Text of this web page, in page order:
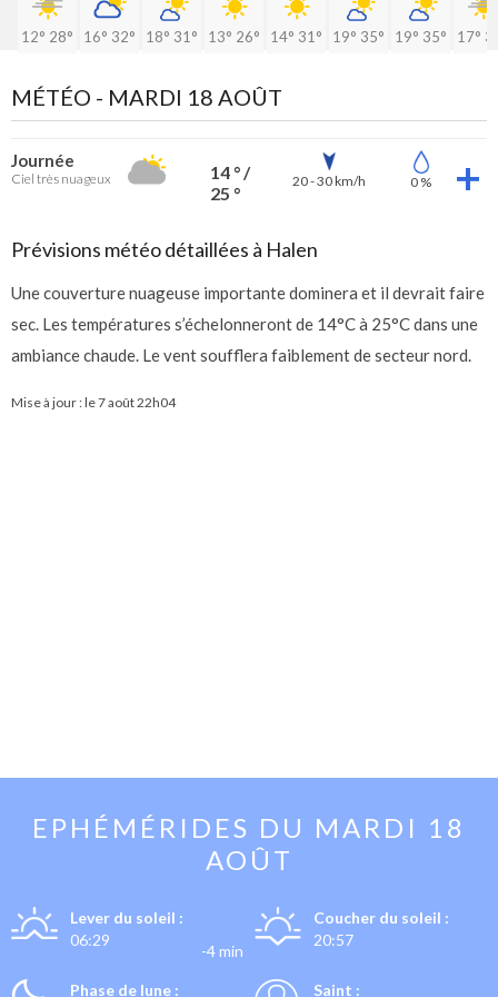
12° 28° 16° 32° 18° 31° 13° 26° 14° 31° 19° 35° 19° 35° 17°
MÉTÉO - MARDI 18 AOÛT
Journée
Ciel très nuageux
14 ° /
25 °
20 - 30 km/h 0 %
Prévisions météo détaillées à Halen
Une couverture nuageuse importante dominera et il devrait faire
sec. Les températures s’échelonneront de 14°C à 25°C dans une
ambiance chaude. Le vent soufflera faiblement de secteur nord.
Mise à jour : le7 août 22h04
EPHÉMÉRIDES DU MARDI 18
AOÛT
Lever du soleil :
06:29
-4 min
Coucher du soleil :
20:57
Phase de lune :
Saint :